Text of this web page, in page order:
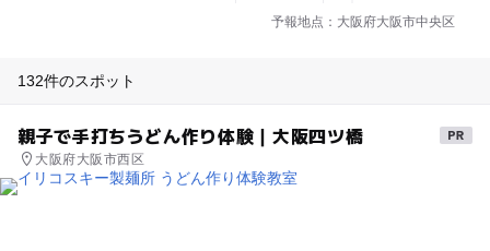
予報地点：大阪府大阪市中央区
132件のスポット
親子で手打ちうどん作り体験｜大阪四ツ橋
大阪府大阪市西区